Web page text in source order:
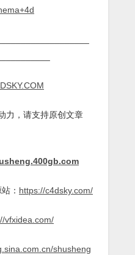
力，请支持原创文章
： https://c4dsky.com/
vfxidea.com/
shusheng